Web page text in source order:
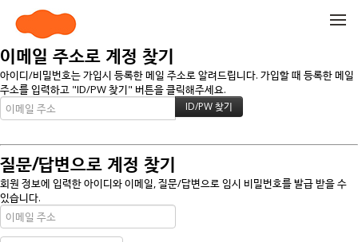
이메일 주소로 계정 찾기
아이디/비밀번호는 가입시 등록한 메일 주소로 알려드립니다. 가입할 때 등록한 메일
주소를 입력하고 "ID/PW 찾기" 버튼을 클릭해주세요.
질문/답변으로 계정 찾기
회원 정보에 입력한 아이디와 이메일, 질문/답변으로 임시 비밀번호를 발급 받을 수
있습니다.